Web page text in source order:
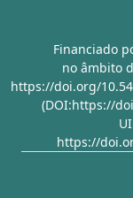
Financiado
no âmbito
https://doi.org/
(DOI:https://
https://